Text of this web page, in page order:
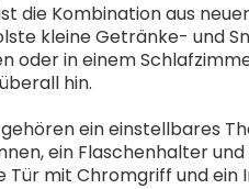
die Kombination aus
kleine Getränke- und
oder in einem
hin.
ein einstellbares
ein Flaschenhalter
mit Chromgriff und ein